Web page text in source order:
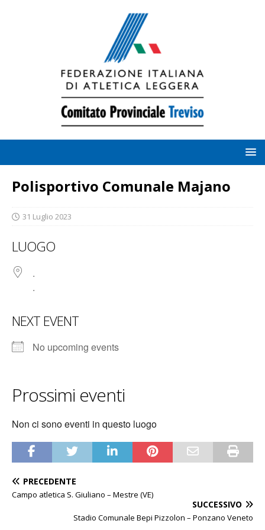
Polisportivo Comunale Majano
31 Luglio 2023
LUOGO
.
.
NEXT EVENT
No upcoming events
Prossimi eventi
Non ci sono eventi in questo luogo
PRECEDENTE
Campo atletica S. Giuliano – Mestre (VE)
SUCCESSIVO
Stadio Comunale Bepi Pizzolon – Ponzano Veneto